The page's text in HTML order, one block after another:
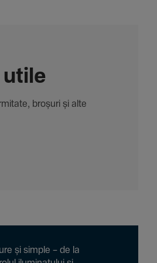
broșuri și alte
și simple – de la